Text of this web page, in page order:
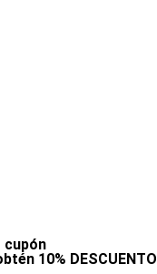
cupón
10% DESCUENTO